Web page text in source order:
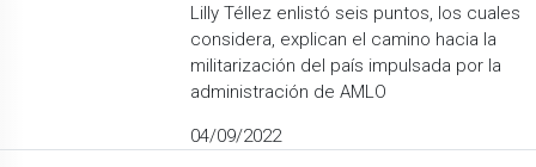
Lilly Téllez enlistó seis puntos, los cuales
considera, explican el camino hacia la
militarización del país impulsada por la
administración de AMLO
04/09/2022